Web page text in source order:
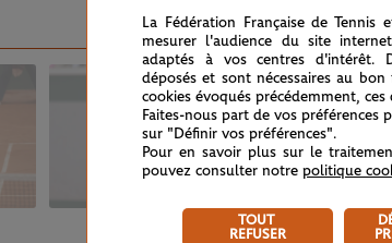
La Fédération Française de
mesurer l'audience du site
adaptés à vos centres d'intérêt.
déposés et sont nécessaires au
cookies évoqués précédemment,
Faites-nous part de vos préférences
sur "Définir vos préférences".
Pour en savoir plus sur le
pouvez consulter notre politique
TOUT
REFUSER